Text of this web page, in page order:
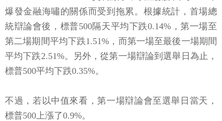
爆發金融海嘯的關係而受到拖累。根據統計，首場總
統辯論會後，標普500隔天平均下跌0.14%，第一場至
第二場期間平均下跌1.51%，而第一場至最後一場期間
平均下跌2.51%。另外，從第一場辯論到選舉日為止，
標普500平均下跌0.35%。
不過，若以中值來看，第一場辯論會至選舉日當天，
標普500上漲了0.9%。